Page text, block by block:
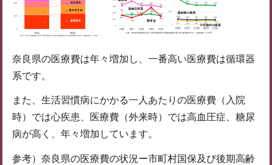
奈良県の医療費は年々増加し、一番高い医療費は循環器
系です。
また、生活習慣病にかかる一人あたりの医療費（入院
時）では心疾患、医療費（外来時）では高血圧症、糖尿
病が高く、年々増加しています。
参考）奈良県の医療費の状況ー市町村国保及び後期高齢